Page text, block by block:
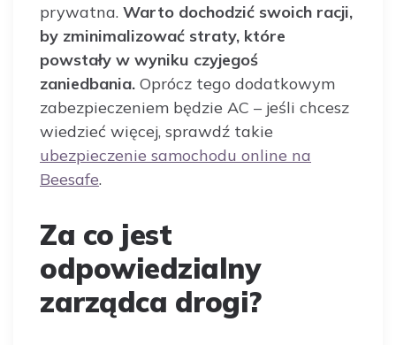
prywatna. Warto dochodzić swoich racji,
by zminimalizować straty, które
powstały w wyniku czyjegoś
zaniedbania. Oprócz tego dodatkowym
zabezpieczeniem będzie AC – jeśli chcesz
wiedzieć więcej, sprawdź takie
ubezpieczenie samochodu online na
Beesafe.
Za co jest
odpowiedzialny
zarządca drogi?